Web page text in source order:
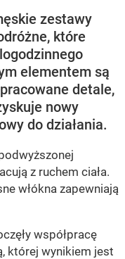
zestawy
które
elementem są
detale,
nowy
do działania.
z ruchem ciała.
włókna zapewniają
współpracę
której wynikiem jest